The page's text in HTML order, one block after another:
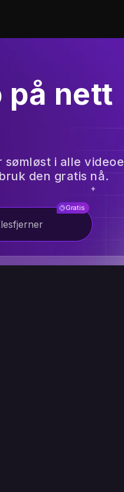
på nett
i alle
den gratis nå.
Gratis